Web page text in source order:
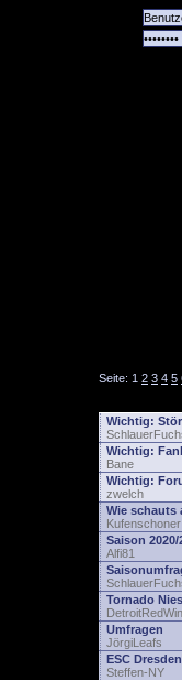
Seite: 1 2 3 4 5
Wichtig:
Wichtig:
Bane
Wichtig:
zwelch
Wie schauts
Kufenschoner
Saison
Alfi81
Tornado
Umfragen
JörgiLeafs
ESC
Steffen-NY